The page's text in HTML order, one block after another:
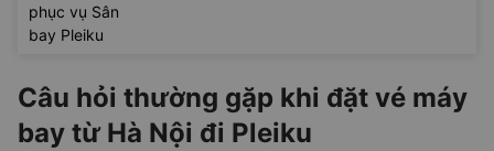
phục vụ Sân
bay Pleiku
Câu hỏi thường gặp khi đặt vé máy
bay từ Hà Nội đi Pleiku